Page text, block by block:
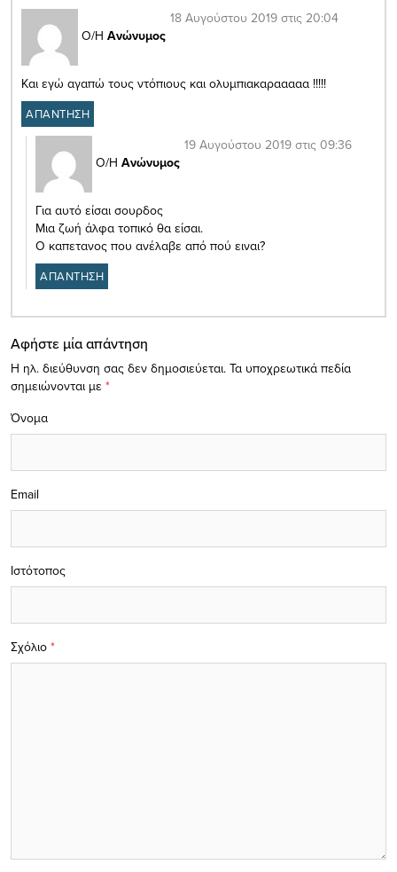
Ο/Η Ανώνυμος
18 Αυγούστου 2019 στις 20:04
Και εγώ αγαπώ τους ντόπιους και ολυμπιακαρααααα !!!!!
ΑΠΑΝΤΗΣΗ
Ο/Η Ανώνυμος
19 Αυγούστου 2019 στις 09:36
Για αυτό είσαι σουρδος
Μια ζωή άλφα τοπικό θα είσαι.
Ο καπετανος που ανέλαβε από πού ειναι?
ΑΠΑΝΤΗΣΗ
Αφήστε μία απάντηση
Η ηλ. διεύθυνση σας δεν δημοσιεύεται. Τα υποχρεωτικά πεδία
σημειώνονται με *
Σχόλιο *
Όνομα
Email
Ιστότοπος